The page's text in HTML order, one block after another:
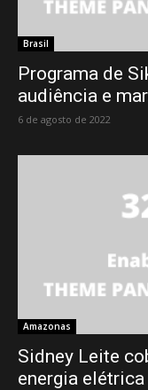
Brasil
Programa de
audiência e
6 de agosto de 2022
Amazonas
Sidney Leite
energia